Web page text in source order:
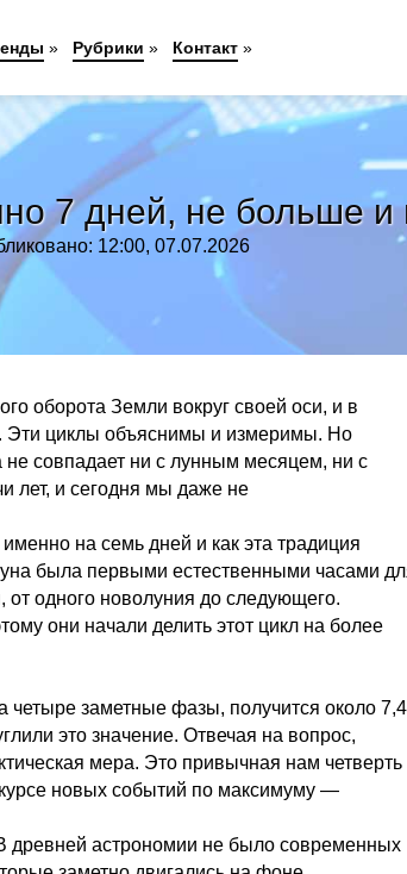
7 дней, не больше
12:00, 07.07.2026
оборота Земли вокруг своей оси, и в
Эти циклы объяснимы и измеримы. Но
не совпадает ни с лунным месяцем, ни с
лет, и сегодня мы даже не
на семь дней и как эта традиция
была первыми естественными часами
от одного новолуния до следующего.
они начали делить этот цикл на более
четыре заметные фазы, получится около 7,4
это значение. Отвечая на вопрос,
мера. Это привычная нам четверть
курсе новых событий по максимуму —
древней астрономии не было современных
» Рубрики » Контакт»